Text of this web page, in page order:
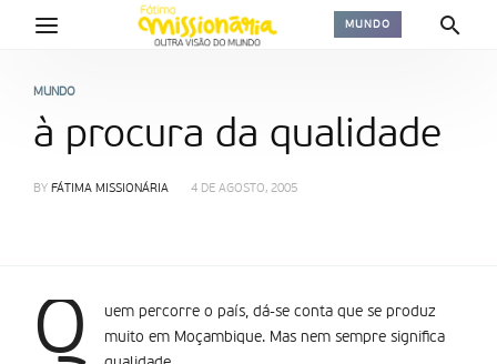
MUNDO
MUNDO
à procura da qualidade
BY FÁTIMA MISSIONÁRIA 4 DE AGOSTO, 2005
Q
uem percorre o país, dá-se conta que se produz
muito em Moçambique. Mas nem sempre significa